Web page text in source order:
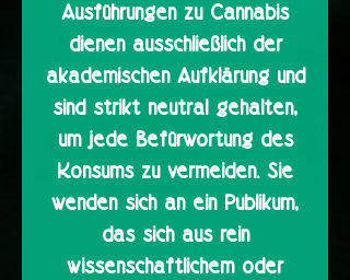
Ausführungen zu Cannabis
dienen ausschließlich der
akademischen Aufklärung und
sind strikt neutral gehalten,
um jede Befürwortung des
Konsums zu vermeiden. Sie
wenden sich an ein Publikum,
das sich aus rein
wissenschaftlichem oder